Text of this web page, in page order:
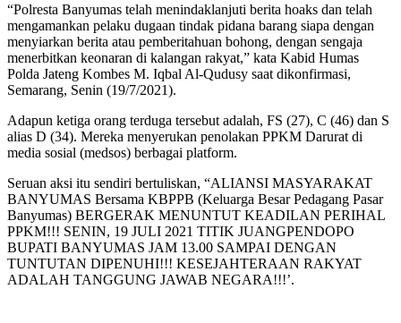
“Polresta Banyumas telah menindaklanjuti berita hoaks dan telah
mengamankan pelaku dugaan tindak pidana barang siapa dengan
menyiarkan berita atau pemberitahuan bohong, dengan sengaja
menerbitkan keonaran di kalangan rakyat,” kata Kabid Humas
Polda Jateng Kombes M. Iqbal Al-Qudusy saat dikonfirmasi,
Semarang, Senin (19/7/2021).
Adapun ketiga orang terduga tersebut adalah, FS (27), C (46) dan S
alias D (34). Mereka menyerukan penolakan PPKM Darurat di
media sosial (medsos) berbagai platform.
Seruan aksi itu sendiri bertuliskan, “ALIANSI MASYARAKAT
BANYUMAS Bersama KBPPB (Keluarga Besar Pedagang Pasar
Banyumas) BERGERAK MENUNTUT KEADILAN PERIHAL
PPKM!!! SENIN, 19 JULI 2021 TITIK JUANGPENDOPO
BUPATI BANYUMAS JAM 13.00 SAMPAI DENGAN
TUNTUTAN DIPENUHI!!! KESEJAHTERAAN RAKYAT
ADALAH TANGGUNG JAWAB NEGARA!!!’.